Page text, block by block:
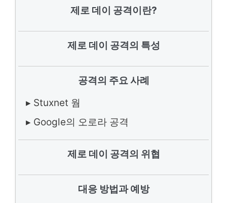
제로 데이 공격이란?
제로 데이 공격의 특성
공격의 주요 사례
▸ Stuxnet 웜
▸ Google의 오로라 공격
제로 데이 공격의 위협
대응 방법과 예방